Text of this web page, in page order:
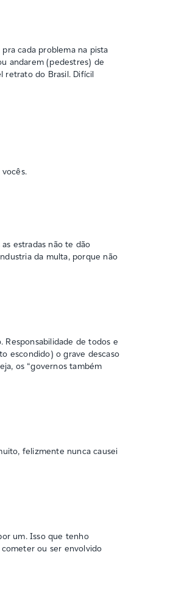
cada problema na pista
andarem (pedestres) de
retrato do Brasil. Difícil
estradas não te dão
da multa, porque não
Responsabilidade de todos e
escondido) o grave descaso
os “governos também
felizmente nunca causei
um. Isso que tenho
ou ser envolvido